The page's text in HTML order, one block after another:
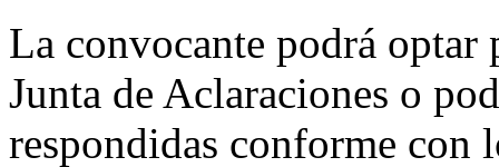
La convocante podrá optar
Junta de Aclaraciones o
respondidas conforme con